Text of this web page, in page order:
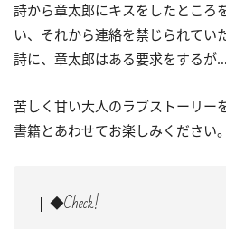
詩から章太郎にキスをしたところ
い、それから連絡を禁じられてい
詩に、章太郎はある要求をするが
苦しく甘い大人のラブストーリ
書籍とあわせてお楽しみください。
◆Check!